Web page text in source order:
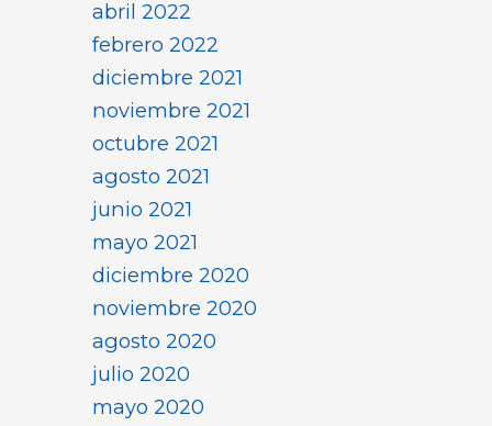
abril 2022
febrero 2022
diciembre 2021
noviembre 2021
octubre 2021
agosto 2021
junio 2021
mayo 2021
diciembre 2020
noviembre 2020
agosto 2020
julio 2020
mayo 2020